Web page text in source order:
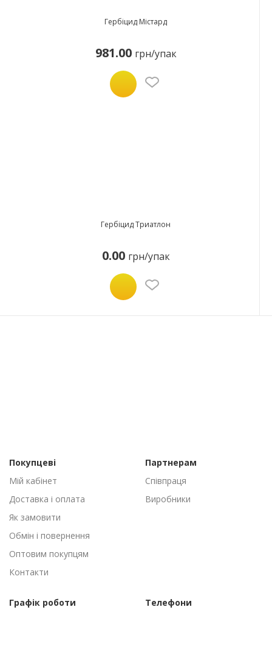
Гербіцид Містард
981.00 грн/упак
Гербіцид Триатлон
0.00 грн/упак
Покупцеві
Мій кабінет
Доставка і оплата
Як замовити
Обмін і повернення
Оптовим покупцям
Контакти
Партнерам
Співпраця
Виробники
Графік роботи
Телефони